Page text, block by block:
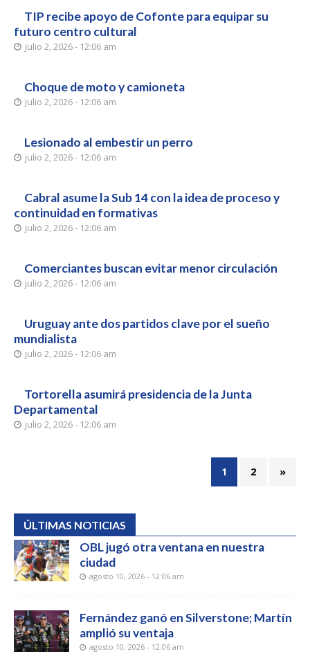
TIP recibe apoyo de Cofonte para equipar su
futuro centro cultural
julio 2, 2026 - 12:06 am
Choque de moto y camioneta
julio 2, 2026 - 12:06 am
Lesionado al embestir un perro
julio 2, 2026 - 12:06 am
Cabral asume la Sub 14 con la idea de proceso y
continuidad en formativas
julio 2, 2026 - 12:06 am
Comerciantes buscan evitar menor circulación
julio 2, 2026 - 12:06 am
Uruguay ante dos partidos clave por el sueño
mundialista
julio 2, 2026 - 12:06 am
Tortorella asumirá presidencia de la Junta
Departamental
julio 2, 2026 - 12:06 am
1 2 »
ÚLTIMAS NOTICIAS
OBL jugó otra ventana en nuestra
ciudad
agosto 10, 2026 - 12:06 am
Fernández ganó en Silverstone; Martín
amplió su ventaja
agosto 10, 2026 - 12:06 am